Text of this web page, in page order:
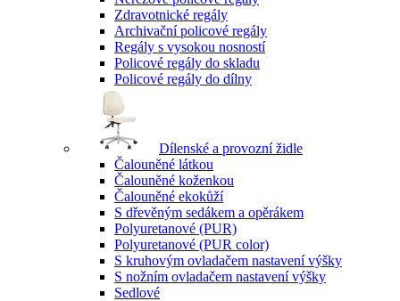
Zdravotnické regály
Archivační policové regály
Regály s vysokou nosností
Policové regály do skladu
Policové regály do dílny
Dílenské a provozní židle
Čalouněné látkou
Čalouněné koženkou
Čalouněné ekokůží
S dřevěným sedákem a opěrákem
Polyuretanové (PUR)
Polyuretanové (PUR color)
S kruhovým ovladačem nastavení výšky
S nožním ovladačem nastavení výšky
Sedlové